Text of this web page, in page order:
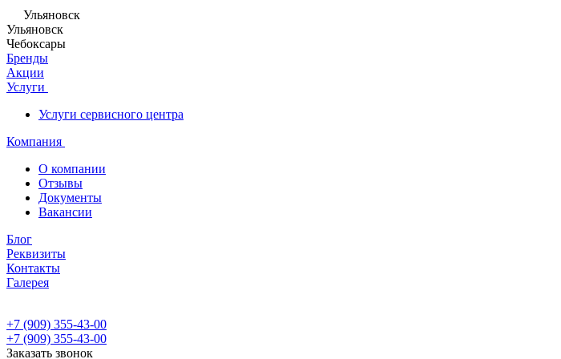
Ульяновск
Ульяновск
Чебоксары
Бренды
Акции
Услуги
Услуги сервисного центра
Компания
О компании
Отзывы
Документы
Вакансии
Блог
Реквизиты
Контакты
Галерея
+7 (909) 355-43-00
+7 (909) 355-43-00
Заказать звонок